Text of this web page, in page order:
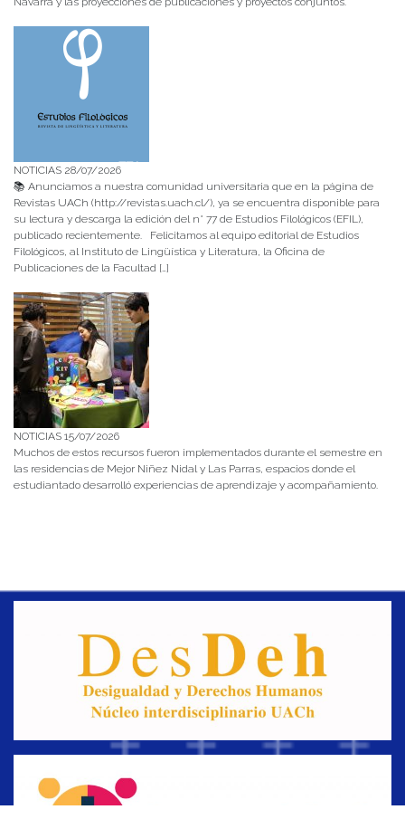
NOTICIAS 28/07/2026
📚 Anunciamos a nuestra comunidad universitaria que en la página de
Revistas UACh (http://revistas.uach.cl/), ya se encuentra disponible para
su lectura y descarga la edición del n° 77 de Estudios Filológicos (EFIL),
publicado recientemente. Felicitamos al equipo editorial de Estudios
Filológicos, al Instituto de Lingüística y Literatura, la Oficina de
Publicaciones de la Facultad […]
NOTICIAS 15/07/2026
Muchos de estos recursos fueron implementados durante el semestre en
las residencias de Mejor Niñez Nidal y Las Parras, espacios donde el
estudiantado desarrolló experiencias de aprendizaje y acompañamiento.